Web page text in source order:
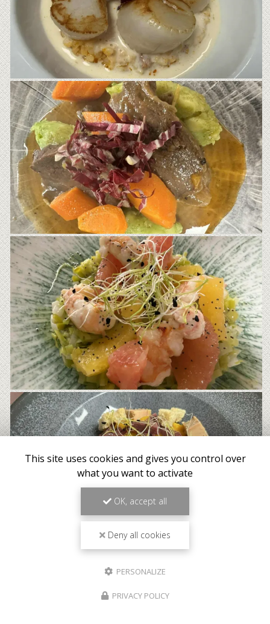
This site uses cookies and gives you control over
what you want to activate
OK, accept all
Deny all cookies
PERSONALIZE
PRIVACY POLICY